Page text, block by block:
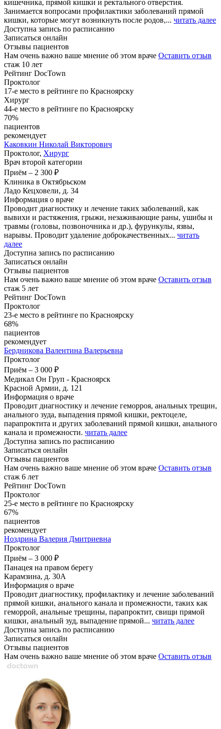
кишечника, прямой кишки и ректального отверстия.
Занимается вопросами профилактики заболеваний прямой
кишки, которые могут возникнуть после родов,... читать далее
Доступна запись по расписанию
Записаться онлайн
Отзывы пациентов
Нам очень важно ваше мнение об этом враче Оставить отзыв
стаж 10 лет
Рейтинг DocTown
Проктолог
17-е место в рейтинге по Красноярску
Хирург
44-е место в рейтинге по Красноярску
70%
пациентов
рекомендует
Каковкин Николай Викторович
Проктолог, Хирург
Врач второй категории
Приём – 2 300 ₽
Клиника в Октябрьском
Ладо Кецховели, д. 34
Информация о враче
Проводит диагностику и лечение таких заболеваний, как
вывихи и растяжения, грыжи, незаживающие раны, ушибы и
травмы (головы, позвоночника и др.), фурункулы, язвы,
нарывы. Проводит удаление доброкачественных... читать
далее
Доступна запись по расписанию
Записаться онлайн
Отзывы пациентов
Нам очень важно ваше мнение об этом враче Оставить отзыв
стаж 5 лет
Рейтинг DocTown
Проктолог
23-е место в рейтинге по Красноярску
68%
пациентов
рекомендует
Бердникова Валентина Валерьевна
Проктолог
Приём – 3 000 ₽
Медикал Он Груп - Красноярск
Красной Армии, д. 121
Информация о враче
Проводит диагностику и лечение геморроя, анальных трещин,
анального зуда, выпадения прямой кишки, ректоцеле,
парапроктита и других заболеваний прямой кишки, анального
канала и промежности. читать далее
Доступна запись по расписанию
Записаться онлайн
Отзывы пациентов
Нам очень важно ваше мнение об этом враче Оставить отзыв
стаж 6 лет
Рейтинг DocTown
Проктолог
25-е место в рейтинге по Красноярску
67%
пациентов
рекомендует
Ноздрина Валерия Дмитриевна
Проктолог
Приём – 3 000 ₽
Панацея на правом берегу
Карамзина, д. 30А
Информация о враче
Проводит диагностику, профилактику и лечение заболеваний
прямой кишки, анального канала и промежности, таких как
геморрой, анальные трещины, парапроктит, свищи прямой
кишки, анальный зуд, выпадение прямой... читать далее
Доступна запись по расписанию
Записаться онлайн
Отзывы пациентов
Нам очень важно ваше мнение об этом враче Оставить отзыв